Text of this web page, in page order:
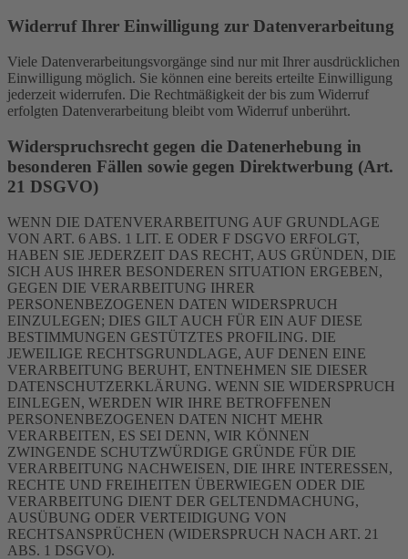
Widerruf Ihrer Einwilligung zur Datenverarbeitung
Viele Datenverarbeitungsvorgänge sind nur mit Ihrer ausdrücklichen
Einwilligung möglich. Sie können eine bereits erteilte Einwilligung
jederzeit widerrufen. Die Rechtmäßigkeit der bis zum Widerruf
erfolgten Datenverarbeitung bleibt vom Widerruf unberührt.
Widerspruchsrecht gegen die Datenerhebung in
besonderen Fällen sowie gegen Direktwerbung (Art.
21 DSGVO)
WENN DIE DATENVERARBEITUNG AUF GRUNDLAGE
VON ART. 6 ABS. 1 LIT. E ODER F DSGVO ERFOLGT,
HABEN SIE JEDERZEIT DAS RECHT, AUS GRÜNDEN, DIE
SICH AUS IHRER BESONDEREN SITUATION ERGEBEN,
GEGEN DIE VERARBEITUNG IHRER
PERSONENBEZOGENEN DATEN WIDERSPRUCH
EINZULEGEN; DIES GILT AUCH FÜR EIN AUF DIESE
BESTIMMUNGEN GESTÜTZTES PROFILING. DIE
JEWEILIGE RECHTSGRUNDLAGE, AUF DENEN EINE
VERARBEITUNG BERUHT, ENTNEHMEN SIE DIESER
DATENSCHUTZERKLÄRUNG. WENN SIE WIDERSPRUCH
EINLEGEN, WERDEN WIR IHRE BETROFFENEN
PERSONENBEZOGENEN DATEN NICHT MEHR
VERARBEITEN, ES SEI DENN, WIR KÖNNEN
ZWINGENDE SCHUTZWÜRDIGE GRÜNDE FÜR DIE
VERARBEITUNG NACHWEISEN, DIE IHRE INTERESSEN,
RECHTE UND FREIHEITEN ÜBERWIEGEN ODER DIE
VERARBEITUNG DIENT DER GELTENDMACHUNG,
AUSÜBUNG ODER VERTEIDIGUNG VON
RECHTSANSPRÜCHEN (WIDERSPRUCH NACH ART. 21
ABS. 1 DSGVO).